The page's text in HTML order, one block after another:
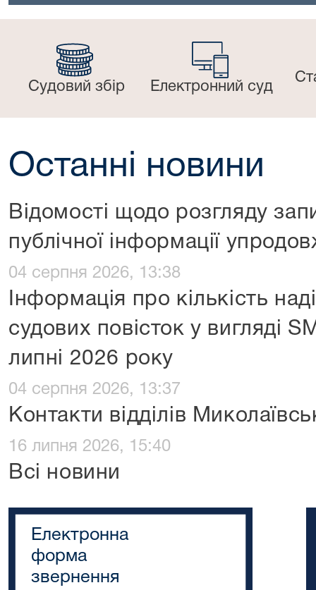
Судовий збір Електронний суд
Останні новини
Відомості щодо розгляду
публічної інформації
04 серпня 2026, 13:38
Інформація про кількість
судових повісток у вигляді
липні 2026 року
04 серпня 2026, 13:37
Контакти відділів
16 липня 2026, 15:40
Всі новини
Електронна
форма
звернення